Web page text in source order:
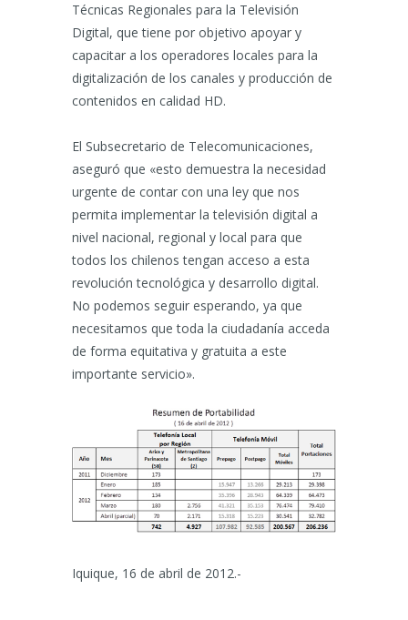
Técnicas Regionales para la Televisión
Digital, que tiene por objetivo apoyar y
capacitar a los operadores locales para la
digitalización de los canales y producción de
contenidos en calidad HD.
El Subsecretario de Telecomunicaciones,
aseguró que «esto demuestra la necesidad
urgente de contar con una ley que nos
permita implementar la televisión digital a
nivel nacional, regional y local para que
todos los chilenos tengan acceso a esta
revolución tecnológica y desarrollo digital.
No podemos seguir esperando, ya que
necesitamos que toda la ciudadanía acceda
de forma equitativa y gratuita a este
importante servicio».
Iquique, 16 de abril de 2012.-